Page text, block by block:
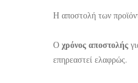
Η αποστολή των
Ο χρόνος αποστολής
επηρεαστεί ελαφρώς.